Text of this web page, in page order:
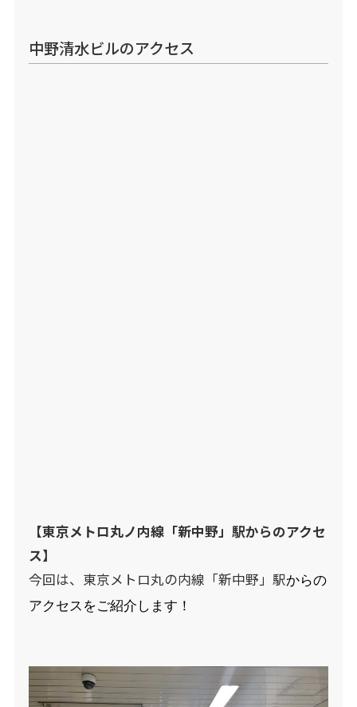
中野清水ビルのアクセス
【東京メトロ丸ノ内線「新中野」駅からのアクセ
ス】
今回は、東京メトロ丸の内線「新中野」駅からの
アクセスをご紹介します！